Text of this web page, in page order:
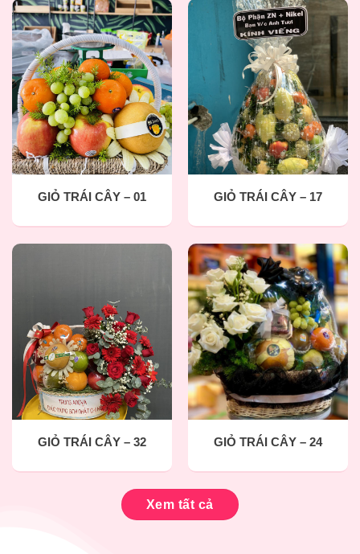
GIỎ TRÁI CÂY – 01 GIỎ TRÁI CÂY – 17
GIỎ TRÁI CÂY – 32 GIỎ TRÁI CÂY – 24
Xem tất cả